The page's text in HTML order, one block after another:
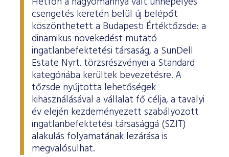
csengetés keretén belül új belépőt
köszönthetett a Budapesti Értéktőzsde: a
dinamikus növekedést mutató
ingatlanbefektetési társaság, a SunDell
Estate Nyrt. törzsrészvényei a Standard
kategóriába kerültek bevezetésre. A
tőzsde nyújtotta lehetőségek
kihasználásával a vállalat fő célja, a tavalyi
év elején kezdeményezett szabályozott
ingatlanbefektetési társasággá (SZIT)
alakulás folyamatának lezárása is
megvalósulhat.